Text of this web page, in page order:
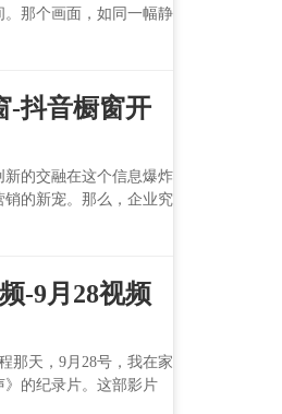
那个画面，如同一幅静
-抖音橱窗开
的交融在这个信息爆炸
的新宠。那么，企业究
-9月28视频
那天，9月28号，我在家
的纪录片。这部影片